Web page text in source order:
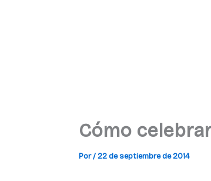
Cómo
Por/22 de septiembre de 2014